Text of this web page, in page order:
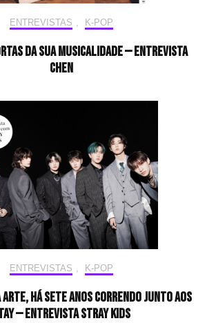
ENTREVISTAS K-POP
da sua musicalidade — Entrevista
CHEN
ENTREVISTAS K-POP
arte, há sete anos correndo junto aos
— Entrevista Stray Kids